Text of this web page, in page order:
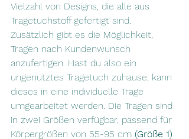
Vielzahl von Designs, die alle aus
Tragetuchstoff gefertigt sind.
Zusätzlich gibt es die Möglichkeit,
Tragen nach Kundenwunsch
anzufertigen. Hast du also ein
ungenutztes Tragetuch zuhause, kann
dieses in eine individuelle Trage
umgearbeitet werden. Die Tragen sind
in zwei Größen verfügbar, passend für
Körpergrößen von 55-95 cm (Größe 1)